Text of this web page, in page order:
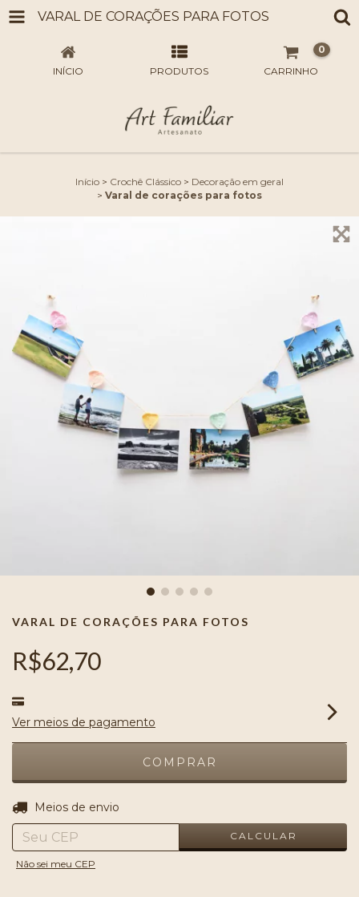
VARAL DE CORAÇÕES PARA FOTOS
INÍCIO PRODUTOS CARRINHO
0
Início > Crochê Clássico > Decoração em geral
> Varal de corações para fotos
VARAL DE CORAÇÕES PARA FOTOS
R$62,70
Ver meios de pagamento
Entregas para o CEP:
Meios de envio
CALCULAR
Não sei meu CEP